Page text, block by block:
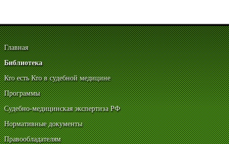
Главная
Библиотека
Кто есть Кто в судебной медицине
Программы
Судебно-медицинская экспертиза РФ
Нормативные документы
Правообладателям